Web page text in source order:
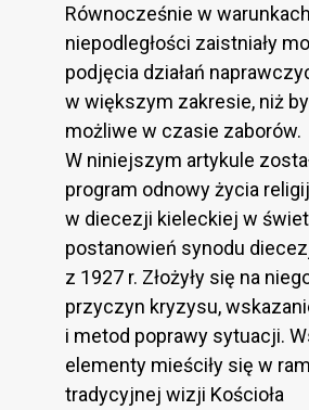
Równocześnie w
niepodległości zaistniały
podjęcia działań
w większym zakresie, niż
możliwe w czasie zaborów.
W niniejszym artykule
program odnowy życia
w diecezji kieleckiej w
postanowień synodu
z 1927 r. Złożyły się na
przyczyn kryzysu,
i metod poprawy sytuacji.
elementy mieściły się w
tradycyjnej wizji Kościoła